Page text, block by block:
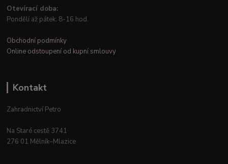
Otevírací doba:
Pondělí až pátek: 8-16 hod.
Obchodní podmínky
Online odstoupení od kupní smlouvy
Kontakt
Zahradnictví Petro
Na Staré cestě 3741
276 01 Mělník–Mlazice